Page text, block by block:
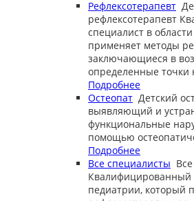
Рефлексотерапевт
рефлексотерапевт
специалист в
применяет методы
заключающиеся в
определенные точки
Подробнее
Остеопат Детский
выявляющий и
функциональные
помощью
Подробнее
Все специалисты
Квалифицированный
педиатрии, который